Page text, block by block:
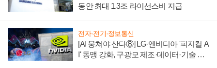
동안 최대 1.3조 라이선스비 지급
전자·전기·정보통신
[AI 뭉쳐야 산다⑧] LG·엔비디아 '피지컬 A
I' 동맹 강화, 구광모 제조·데이터·기술 결